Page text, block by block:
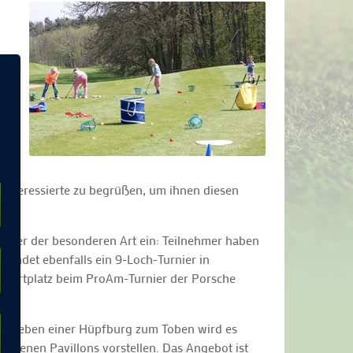
zu begrüßen, um ihnen diesen
der besonderen Art ein: Teilnehmer haben
findet ebenfalls ein 9-Loch-Turnier in
beim ProAm-Turnier der Porsche
Neben einer Hüpfburg zum Toben wird es
Pavillons vorstellen. Das Angebot ist